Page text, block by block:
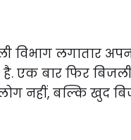
विभाग लगातार
है. एक बार फिर
नहीं, बल्कि खुद